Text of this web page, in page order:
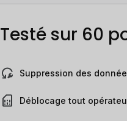
Testé sur 60
Suppression des
Déblocage tout